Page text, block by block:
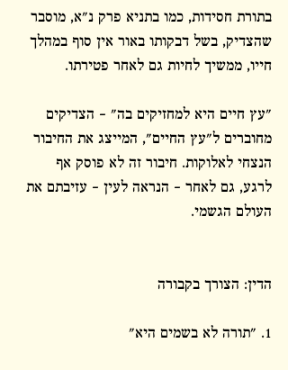
בתורת חסידות, כמו בתניא פרק נ"א, מוסבר
שהצדיק, בשל דבקותו באור אין סוף במהלך
חייו, ממשיך לחיות גם לאחר פטירתו.
"עץ חיים היא למחזיקים בה" – הצדיקים
מחוברים ל"עץ החיים", המייצג את החיבור
הנצחי לאלוקות. חיבור זה לא פוסק אף
לרגע, גם לאחר - הנראה לעין - עזיבתם את
העולם הגשמי.
הדין: הצורך בקבורה
1. "תורה לא בשמים היא"